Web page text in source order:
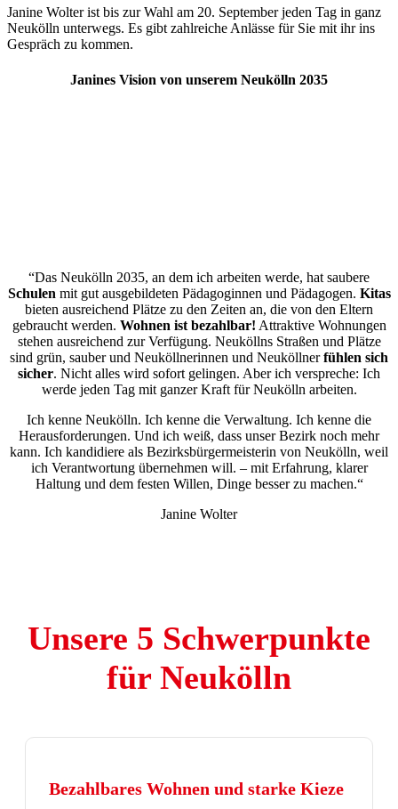
Janine Wolter ist bis zur Wahl am 20. September jeden Tag in ganz
Neukölln unterwegs. Es gibt zahlreiche Anlässe für Sie mit ihr ins
Gespräch zu kommen.
Janines Vision von unserem Neukölln 2035
“Das Neukölln 2035, an dem ich arbeiten werde, hat saubere
Schulen mit gut ausgebildeten Pädagoginnen und Pädagogen. Kitas
bieten ausreichend Plätze zu den Zeiten an, die von den Eltern
gebraucht werden. Wohnen ist bezahlbar! Attraktive Wohnungen
stehen ausreichend zur Verfügung. Neuköllns Straßen und Plätze
sind grün, sauber und Neuköllnerinnen und Neuköllnerfühlen sich
sicher. Nicht alles wird sofort gelingen. Aber ich verspreche: Ich
werde jeden Tag mit ganzer Kraft für Neukölln arbeiten.
Ich kenne Neukölln. Ich kenne die Verwaltung. Ich kenne die
Herausforderungen. Und ich weiß, dass unser Bezirk noch mehr
kann. Ich kandidiere als Bezirksbürgermeisterin von Neukölln, weil
ich Verantwortung übernehmen will. – mit Erfahrung, klarer
Haltung und dem festen Willen, Dinge besser zu machen.“
Janine Wolter
Unsere 5 Schwerpunkte
für Neukölln
Bezahlbares Wohnen und starke Kieze